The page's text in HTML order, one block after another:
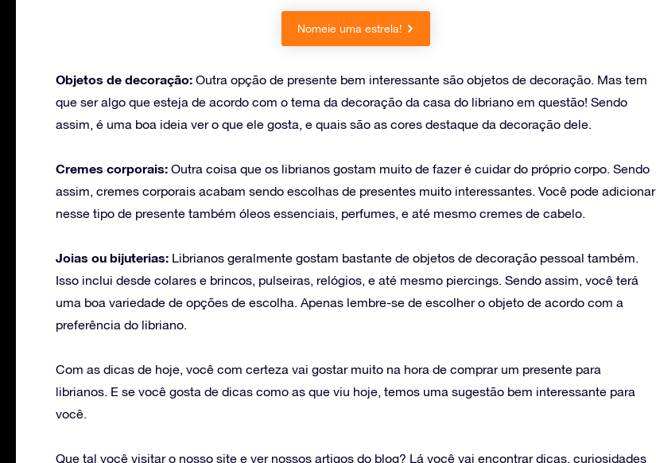
Nomeie uma estrela!
Objetos de decoração: Outra opção de presente bem interessante são objetos de decoração. Mas tem
que ser algo que esteja de acordo com o tema da decoração da casa do libriano em questão! Sendo
assim, é uma boa ideia ver o que ele gosta, e quais são as cores destaque da decoração dele.
Cremes corporais: Outra coisa que os librianos gostam muito de fazer é cuidar do próprio corpo. Sendo
assim, cremes corporais acabam sendo escolhas de presentes muito interessantes. Você pode adicionar
nesse tipo de presente também óleos essenciais, perfumes, e até mesmo cremes de cabelo.
Joias ou bijuterias: Librianos geralmente gostam bastante de objetos de decoração pessoal também.
Isso inclui desde colares e brincos, pulseiras, relógios, e até mesmo piercings. Sendo assim, você terá
uma boa variedade de opções de escolha. Apenas lembre-se de escolher o objeto de acordo com a
preferência do libriano.
Com as dicas de hoje, você com certeza vai gostar muito na hora de comprar um presente para
librianos. E se você gosta de dicas como as que viu hoje, temos uma sugestão bem interessante para
você.
Que tal você visitar o nosso site e ver nossos artigos do blog? Lá você vai encontrar dicas, curiosidades